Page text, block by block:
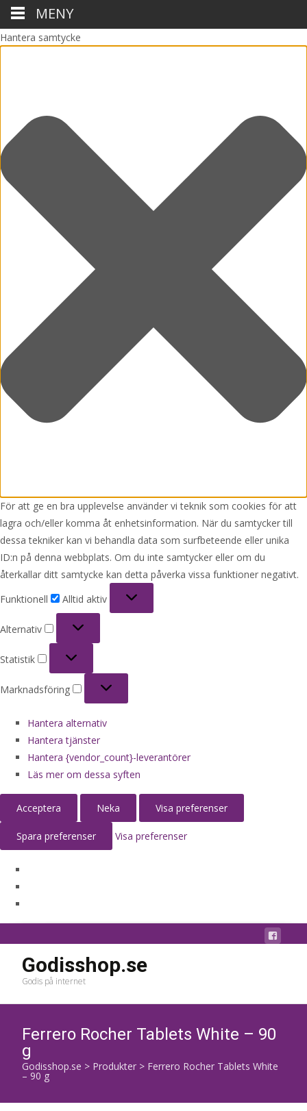
Hantera samtycke
För att ge en bra upplevelse använder vi teknik som cookies för att
lagra och/eller komma åt enhetsinformation. När du samtycker till
dessa tekniker kan vi behandla data som surfbeteende eller unika
ID:n på denna webbplats. Om du inte samtycker eller om du
återkallar ditt samtycke kan detta påverka vissa funktioner negativt.
Funktionell
Alltid aktiv
Alternativ
Statistik
Marknadsföring
Hantera alternativ
Hantera tjänster
Hantera {vendor_count}-leverantörer
Läs mer om dessa syften
Acceptera Neka Visa preferenser
Spara preferenser Visa preferenser
Godisshop.se
Godis på internet
Ferrero Rocher Tablets White – 90
g
Godisshop.se > Produkter > Ferrero Rocher Tablets White
– 90 g
MENY